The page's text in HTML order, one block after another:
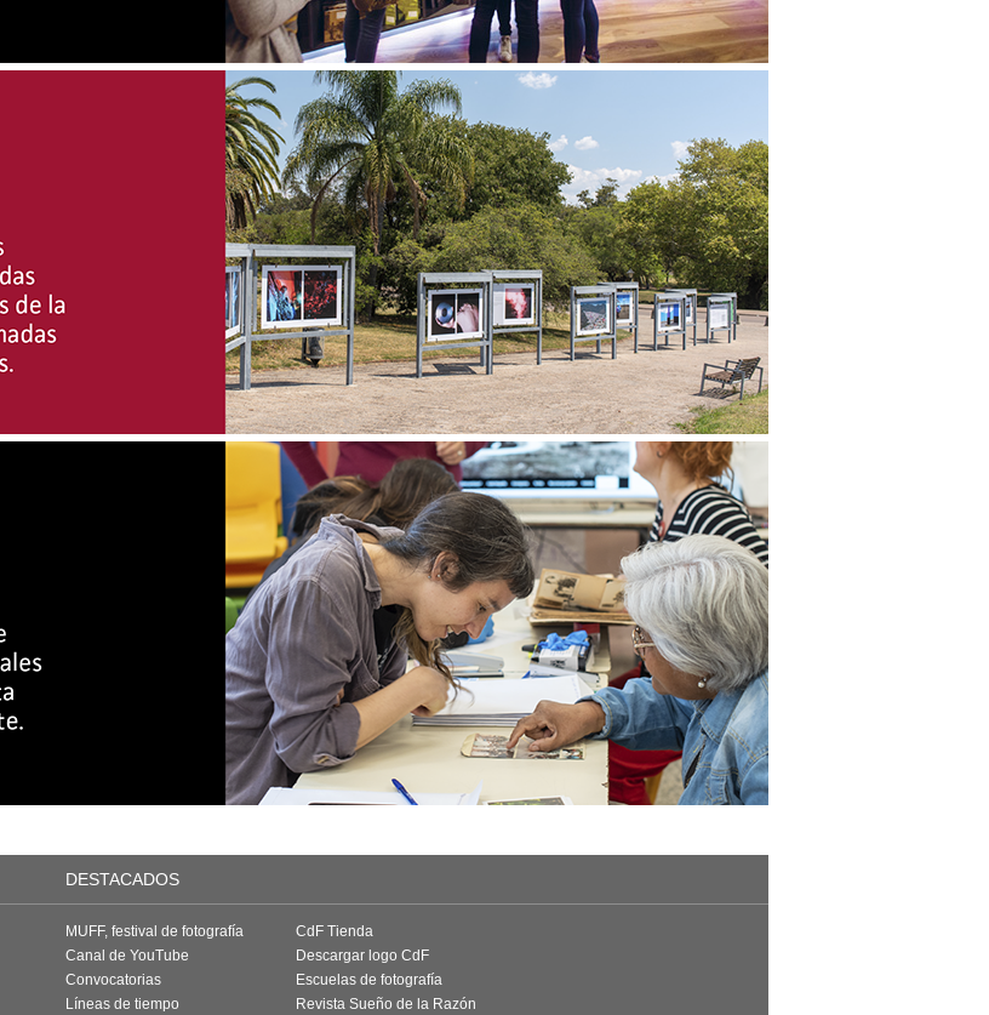
DESTACADOS
MUFF, festival de fotografía
Canal de YouTube
Convocatorias
Líneas de tiempo
CdF Tienda
Descargar logo CdF
Escuelas de fotografía
Revista Sueño de la Razón